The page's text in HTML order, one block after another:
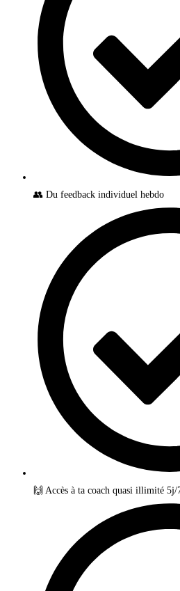
👥 Du feedback individuel hebdo
🙌 Accès à ta coach quasi illimité 5j/